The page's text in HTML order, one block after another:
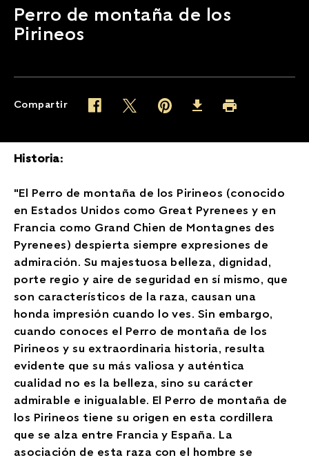
Perro de montaña de los
Pirineos
Compartir Facebook (opens in new window)
Twitter (opens in new window)
Pinterest (opens in new window)
Download (opens in new
Imprimir (opens in
Historia:
"El Perro de montaña de los Pirineos (conocido
en Estados Unidos como Great Pyrenees y en
Francia como Grand Chien de Montagnes des
Pyrenees) despierta siempre expresiones de
admiración. Su majestuosa belleza, dignidad,
porte regio y aire de seguridad en sí mismo, que
son característicos de la raza, causan una
honda impresión cuando lo ves. Sin embargo,
cuando conoces el Perro de montaña de los
Pirineos y su extraordinaria historia, resulta
evidente que su más valiosa y auténtica
cualidad no es la belleza, sino su carácter
admirable e inigualable. El Perro de montaña de
los Pirineos tiene su origen en esta cordillera
que se alza entre Francia y España. La
asociación de esta raza con el hombre se